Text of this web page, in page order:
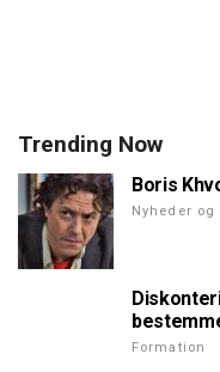
Trending Now
Boris
Nyheder og
Formation